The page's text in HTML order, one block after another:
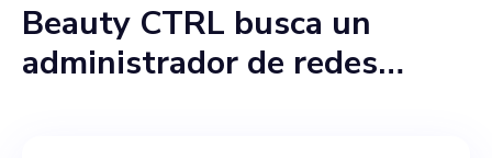
Beauty CTRL busca un
administrador de redes